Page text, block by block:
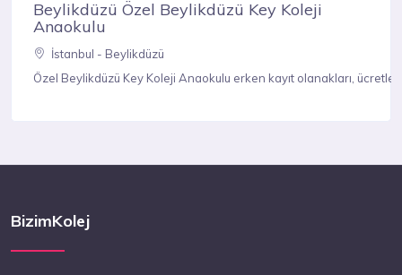
ait tüm kampüslere buradan ulaşabilirsiniz.
hakkında detaylı bilgileri öğrenebilirsiniz. Özel Kadıköy Key
Koleji
olanakları, ücretleri, veli yorumları, bursluluk, eğitim sistemleri,
Beylikdüzü Özel Beylikdüzü
Özel Beylikdüzü Key Koleji Ortaokulu erken
BizimKolej